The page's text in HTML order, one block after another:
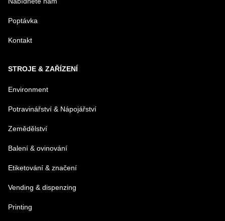
E-MAIL
TELEFÓN
Poptávka
Kontakt
STROJE & ZAŘÍZENÍ
Environment
Potravinářství & Nápojářství
Zemědělství
Balení & ovinování
Etiketování & značení
Vending & dispenzing
Printing